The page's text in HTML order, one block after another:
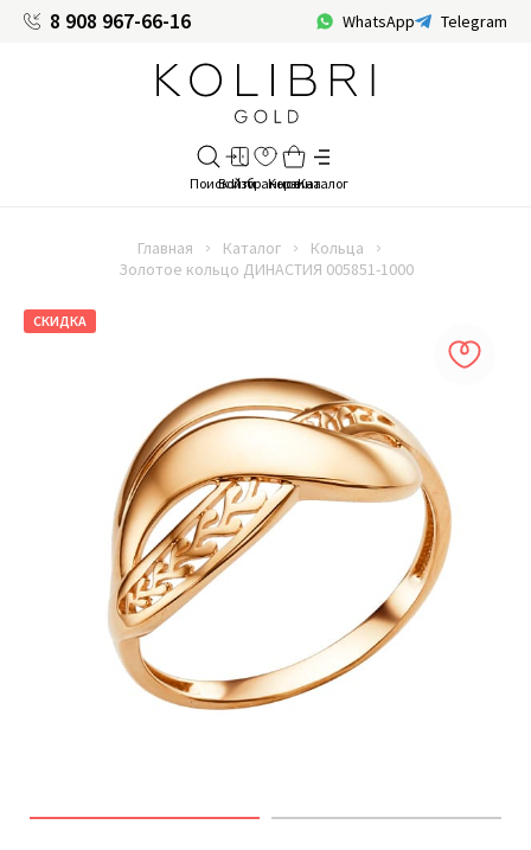
8 908 967-66-16 WhatsApp Telegram
Главная Каталог
Кольца
Золотое кольцо ДИНАСТИЯ 005851-1000
СКИДКА